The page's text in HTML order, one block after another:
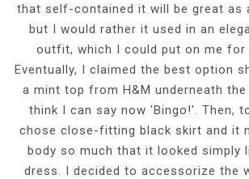
that self-contained it will be great as
but I would rather it used in an
outfit, which I could put on me for
Eventually, I claimed the best option
a mint top from H&M underneath
think I can say now 'Bingo!'. Then,
chose close-fitting black skirt and it
body so much that it looked simply
dress. I decided to accessorize the